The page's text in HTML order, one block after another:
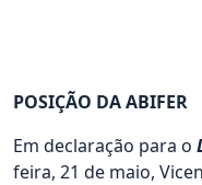
POSIÇÃO DA ABIFER
Em declaração para o
feira, 21 de maio,